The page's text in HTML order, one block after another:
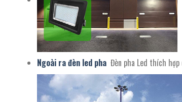
Ngoài ra đèn led phaĐèn pha Led thích hợp